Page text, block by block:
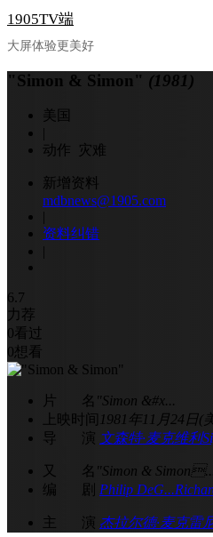
1905TV端
大屏体验更美好
"Simon & Simon" (1981)
美国
|
动作 灾难
新增资料
mdbnews@1905.com
|
资料纠错
|
6.7
力荐
0看过
0想看
片 名 "Simon &#x...
上映时间 1981年11月24日(
导 演 文森特·麦克维利
又 名 "Simon & Simon...
编 剧
Philip DeG...
主 演 杰拉尔德·麦克雷